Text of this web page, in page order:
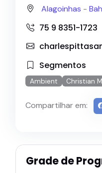
Alagoinhas -
75 9 8351-1723
Segmentos
Ambient Christian
Compartilhar em:
Grade de